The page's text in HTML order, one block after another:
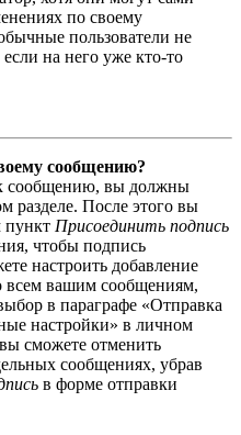
по своему
пользователи не
на него уже кто-то
сообщению?
сообщению, вы должны
разделе. После этого вы
пункт Присоединить подпись
чтобы подпись
настроить добавление
вашим сообщениям,
в параграфе «Отправка
настройки» в личном
сможете отменить
сообщениях, убрав
в форме отправки